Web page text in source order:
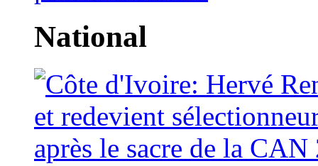
National